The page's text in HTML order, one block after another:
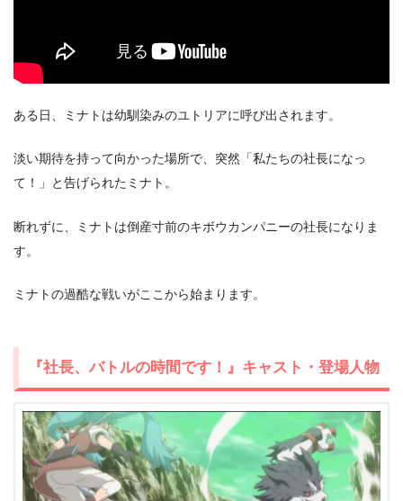
＼＼31日間無料!!お試し解約もOK／／
今すぐ無料でU-NEXTで見る
ある日、ミナトは幼馴染みのユトリアに呼び出されます。
淡い期待を持って向かった場所で、突然「私たちの社長になっ
て！」と告げられたミナト。
断れずに、ミナトは倒産寸前のキボウカンパニーの社長になりま
す。
ミナトの過酷な戦いがここから始まります。
『社長、バトルの時間です！』キャスト・登場人物